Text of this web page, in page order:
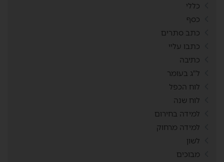
כללי
כסף
כתב סתרים
כתבו עליי
כתיבה
ל"ג בעומר
לוח הכפל
לוח שנה
למידה בחירום
למידה מרחוק
לשון
מבוכים